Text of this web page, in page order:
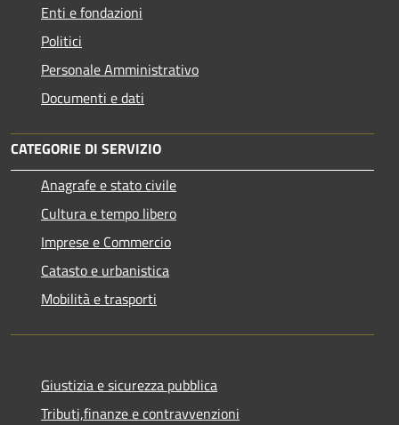
Enti e fondazioni
Politici
Personale Amministrativo
Documenti e dati
CATEGORIE DI SERVIZIO
Anagrafe e stato civile
Cultura e tempo libero
Imprese e Commercio
Catasto e urbanistica
Mobilità e trasporti
Giustizia e sicurezza pubblica
Tributi,finanze e contravvenzioni